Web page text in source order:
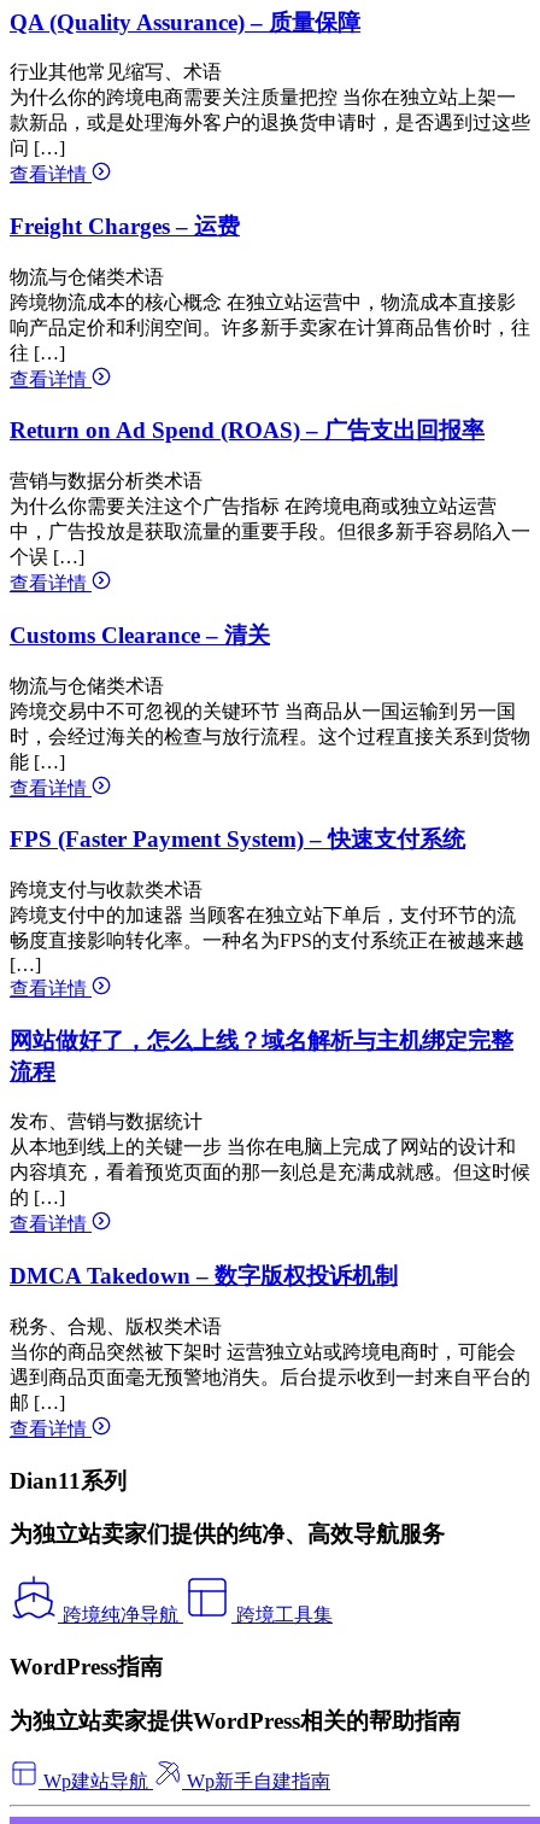
QA (Quality Assurance) – 质量保障
行业其他常见缩写、术语
为什么你的跨境电商需要关注质量把控 当你在独立站上架一
款新品，或是处理海外客户的退换货申请时，是否遇到过这些
问 […]
查看详情
Freight Charges – 运费
物流与仓储类术语
跨境物流成本的核心概念 在独立站运营中，物流成本直接影
响产品定价和利润空间。许多新手卖家在计算商品售价时，往
往 […]
查看详情
Return on Ad Spend (ROAS) – 广告支出回报率
营销与数据分析类术语
为什么你需要关注这个广告指标 在跨境电商或独立站运营
中，广告投放是获取流量的重要手段。但很多新手容易陷入一
个误 […]
查看详情
Customs Clearance – 清关
物流与仓储类术语
跨境交易中不可忽视的关键环节 当商品从一国运输到另一国
时，会经过海关的检查与放行流程。这个过程直接关系到货物
能 […]
查看详情
FPS (Faster Payment System) – 快速支付系统
跨境支付与收款类术语
跨境支付中的加速器 当顾客在独立站下单后，支付环节的流
畅度直接影响转化率。一种名为FPS的支付系统正在被越来越
[…]
查看详情
网站做好了，怎么上线？域名解析与主机绑定完整
流程
发布、营销与数据统计
从本地到线上的关键一步 当你在电脑上完成了网站的设计和
内容填充，看着预览页面的那一刻总是充满成就感。但这时候
的 […]
查看详情
DMCA Takedown – 数字版权投诉机制
税务、合规、版权类术语
当你的商品突然被下架时 运营独立站或跨境电商时，可能会
遇到商品页面毫无预警地消失。后台提示收到一封来自平台的
邮 […]
查看详情
Dian11系列
为独立站卖家们提供的纯净、高效导航服务
跨境纯净导航 跨境工具集
WordPress指南
为独立站卖家提供WordPress相关的帮助指南
Wp建站导航 Wp新手自建指南